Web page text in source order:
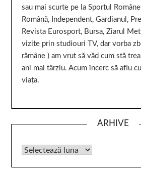
sau mai scurte pe la Sportul
Română, Independent, Gardianul,
Revista Eurosport, Bursa, Ziarul
vizite prin studiouri TV, dar vorba
rămâne ) am vrut să văd cum stă
ani mai târziu. Acum încerc să aflu
viața.
ARHIVE